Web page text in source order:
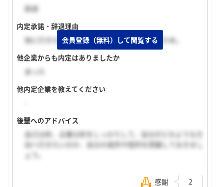
辞退
内定承諾・辞退理由
他に行きたいと思う企業から内定をもらったため。
他企業からも内定はありましたか
あった
他内定企業を教えてください
後輩へのアドバイス
自己分析、企業分析をしっかりして、自分がどのような方
向へ行きたいのか、自分の長所や短所を把握しておきまし
ょう。
会員登録（無料）して閲覧する
感謝 2